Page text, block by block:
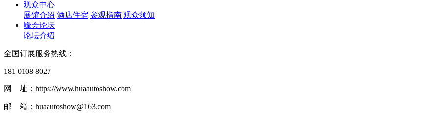
观众中心
展馆介绍 酒店住宿 参观指南 观众须知
峰会论坛
论坛介绍
全国订展服务热线：
181 0108 8027
网 址：https://www.huaautoshow.com
邮 箱：huaautoshow@163.com